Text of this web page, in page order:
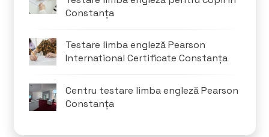
Constanța
Testare limba engleză Pearson
International Certificate Constanța
Centru testare limba engleză Pearson
Constanța